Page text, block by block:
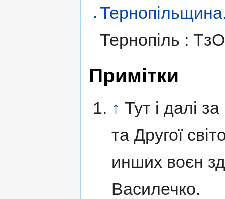
Тернопільщина.
Тернопіль :
Примітки
↑ Тут і далі
та Другої
инших воєн
Василечко.